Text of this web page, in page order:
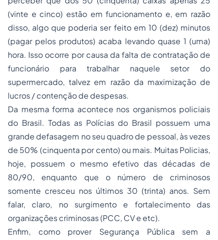
(vinte e cinco) estão em funcionamento e, em razão
disso, algo que poderia ser feito em 10 (dez) minutos
(pagar pelos produtos) acaba levando quase 1 (uma)
hora. Isso ocorre por causa da falta de contratação de
funcionário para trabalhar naquele setor do
supermercado, talvez em razão da maximização de
lucros / contenção de despesas.
Da mesma forma acontece nos organismos policiais
do Brasil. Todas as Polícias do Brasil possuem uma
grande defasagem no seu quadro de pessoal, às vezes
de 50% (cinquenta por cento) ou mais. Muitas Policias,
hoje, possuem o mesmo efetivo das décadas de
80/90, enquanto que o número de criminosos
somente cresceu nos últimos 30 (trinta) anos. Sem
falar, claro, no surgimento e fortalecimento das
organizações criminosas (PCC, CV e etc).
Enfim, como prover Segurança Pública sem a